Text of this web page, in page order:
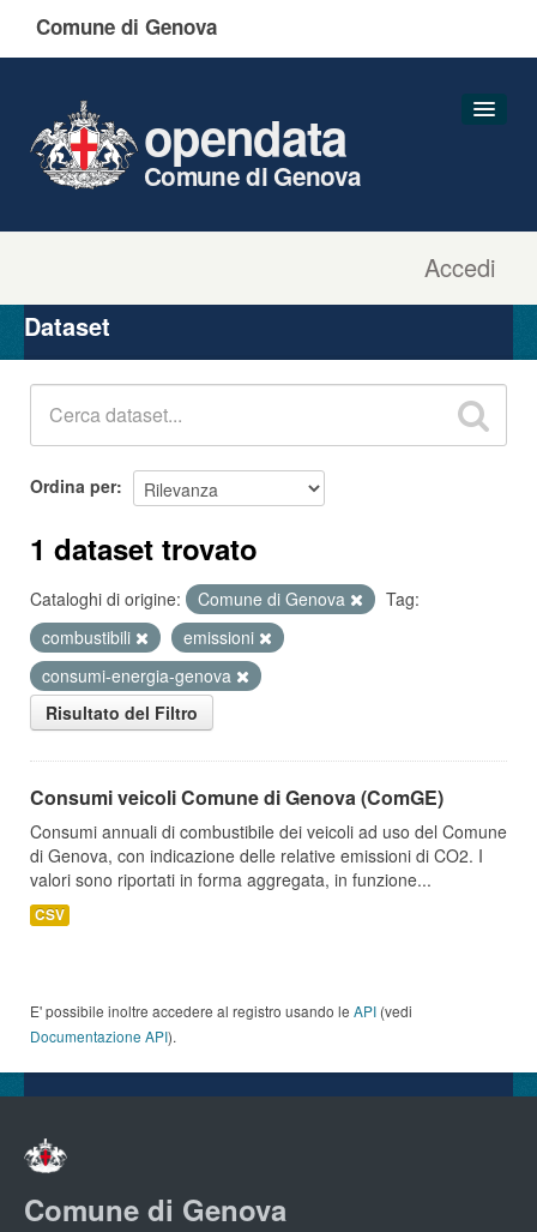
Comune di Genova
Accedi
opendata
Comune di Genova
Organizzazioni
Gruppi
Dataset
Ordina per
1 dataset trovato
Cataloghi di origine: Comune di Genova
Tag:
combustibili
emissioni
consumi-energia-genova
Risultato del Filtro
Consumi veicoli Comune di Genova (ComGE)
Consumi annuali di combustibile dei veicoli ad uso del Comune
di Genova, con indicazione delle relative emissioni di CO2. I
valori sono riportati in forma aggregata, in funzione...
CSV
E' possibile inoltre accedere al registro usando le API (vedi
Documentazione API).
Comune di Genova